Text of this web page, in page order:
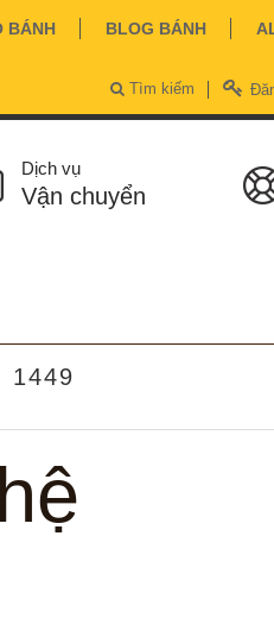
BÁNH BLOG BÁNH
Tìm kiếm
Dịch vụ
Vận chuyển
1449